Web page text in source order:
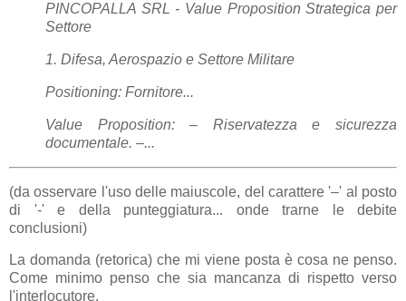
PINCOPALLA SRL - Value Proposition Strategica per
Settore
1. Difesa, Aerospazio e Settore Militare
Positioning: Fornitore...
Value Proposition: – Riservatezza e sicurezza
documentale. –...
(da osservare l'uso delle maiuscole, del carattere '–' al posto
di '-' e della punteggiatura... onde trarne le debite
conclusioni)
La domanda (retorica) che mi viene posta è cosa ne penso.
Come minimo penso che sia mancanza di rispetto verso
l'interlocutore.